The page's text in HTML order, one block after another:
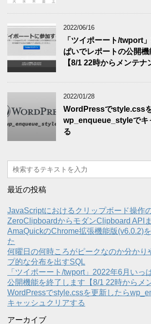
2022/06/16
「ツイポーート/twport
ぱいでレポートの公開
【8/1 22時からメンテナ
2022/01/28
WordPressでstyle.css
wp_enqueue_styleでキ
る
最近の投稿
JavaScriptにおけるクリップボード操作
ZeroClipboardからモダンClipboard API
AmaQuickのChrome拡張機能版(v6.0.2)
た
何曜日の何時ころがピークなのか分かり
プ的な分布を出すSQL
「ツイポーート/twport」2022年6月いっ
公開機能を終了します【8/1 22時からメ
WordPressでstyle.cssを更新したら
キャッシュクリアする
アーカイブ